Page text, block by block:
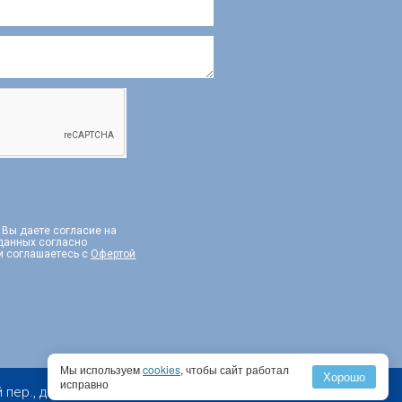
даете согласие на
согласно
соглашаетесь с Офертой
д. 2, эт. 10, пом I, комн. 1, PM 2А
Мы используемcookies, чтобы сайт работал
исправно
Хорошо